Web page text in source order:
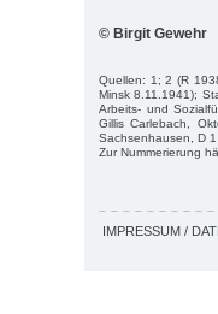
© Birgit Gewehr
Quellen: 1; 2 (R
Minsk 8.11.1941);
Arbeits- und
Gillis Carlebach,
Sachsenhausen, D
Zur Nummerierung
IMPRESSUM /